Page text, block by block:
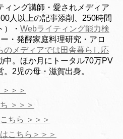
ィング講師・愛されメディア
人以上の記事添削、250時間
）・ Webライティング能力検
・発酵家庭料理研究・アロ
のメディアでは田舎暮らし応
中。ほか月にトータル70万PV
2児の母・滋賀出身。
＞＞
＞＞＞
ちら ＞＞＞
こちら＞＞＞